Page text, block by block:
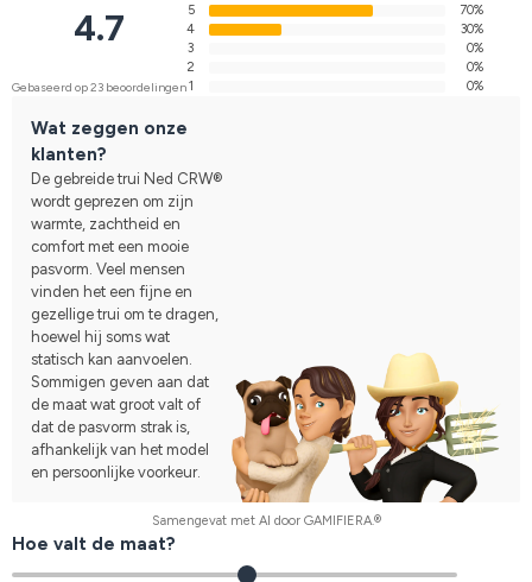
4.7
Gebaseerd op 23 beoordelingen
5
70%
4
30%
3
0%
2
0%
1
0%
Wat zeggen onze
klanten?
De gebreide trui Ned CRW®
wordt geprezen om zijn
warmte, zachtheid en
comfort met een mooie
pasvorm. Veel mensen
vinden het een fijne en
gezellige trui om te dragen,
hoewel hij soms wat
statisch kan aanvoelen.
Sommigen geven aan dat
de maat wat groot valt of
dat de pasvorm strak is,
afhankelijk van het model
en persoonlijke voorkeur.
Samengevat met AI door GAMIFIERA.®
Hoe valt de maat?